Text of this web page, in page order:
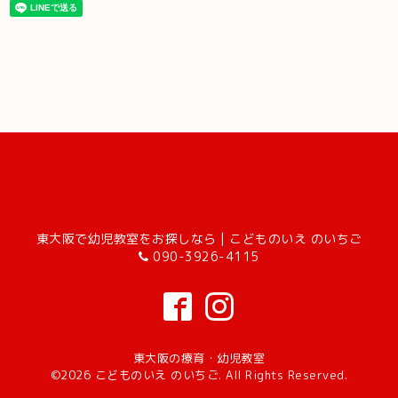
東大阪で幼児教室をお探しなら | こどものいえ のいちご
090-3926-4115
東大阪の療育・幼児教室
©2026 こどものいえ のいちご. All Rights Reserved.